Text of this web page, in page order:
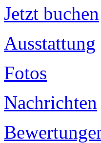
Jetzt buchen
Ausstattung
Fotos
Nachrichten